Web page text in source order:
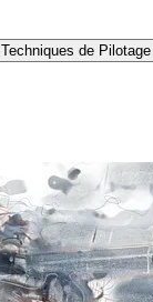
Techniques de Pilotage